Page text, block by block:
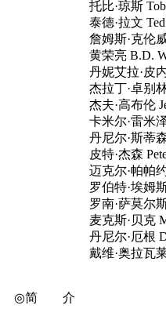
托比·琼斯 Toby
泰德·拉文 Ted
詹姆斯·克伦威尔
黄荣亮 B.D.
丹妮艾拉·皮内达
杰拉丁·卓别林
杰夫·高布伦 Jeff
卡米尔·雷米泽斯基
丹尼尔·斯蒂森
皮特·杰森 Peter
迈克尔·帕帕约翰
罗伯特·埃姆斯
罗南·萨莫尔斯
麦克斯·贝克 Max
丹尼尔·厄根
戴维·奥拉瓦莱·阿印
◎简 介